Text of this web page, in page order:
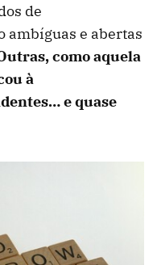
de
ambíguas e abertas
como aquela
à
e quase